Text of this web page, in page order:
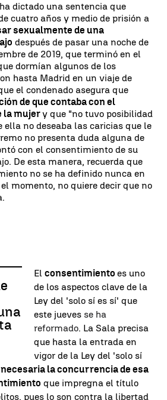
dictado una sentencia que
cuatro años y medio de prisión a
sexualmente de una
después de pasar una noche de
de 2019, que terminó en el
dormían algunos de los
hasta Madrid en un viaje de
el condenado asegura que
de que contaba con el
la mujery que "no tuvo posibilidad
ella no deseaba las caricias que le
no presenta duda alguna de
con el consentimiento de su
De esta manera, recuerda que
no se ha definido nunca en
momento, no quiere decir que no
El consentimiento es uno
de los aspectos clave de la
Ley del 'solo sí es sí' que
este jueves se ha
reformado. La Sala precisa
que hasta la entrada en
vigor de la Ley del 'solo sí
la concurrencia de esa
que impregna el título
pues lo son contra la libertad